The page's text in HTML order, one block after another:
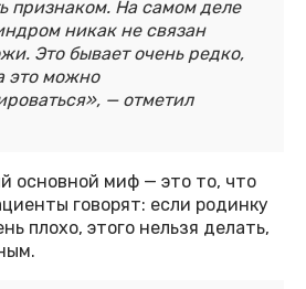
признаком. На самом деле
никак не связан
Это бывает очень редко,
это можно
— отметил
основной миф — это то, что
говорят: если родинку
плохо, этого нельзя делать,